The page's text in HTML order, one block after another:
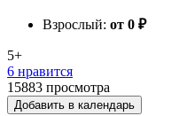
Взрослый: от 0 ₽
5+
6 нравится
15883 просмотра
Добавить в календарь